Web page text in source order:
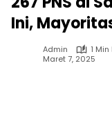
Ini,
Admin
1
Maret 7, 2025